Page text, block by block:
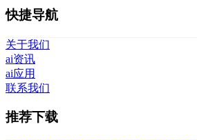
快捷导航
关于我们
ai资讯
ai应用
联系我们
推荐下载